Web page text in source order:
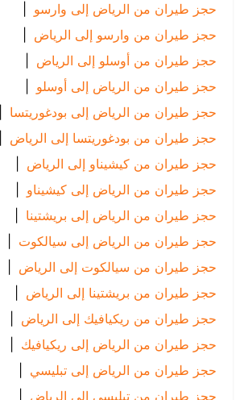
حجز طيران من الرياض إلى وارسو
|
حجز طيران من وارسو إلى الرياض
|
حجز طيران من أوسلو إلى الرياض
|
حجز طيران من الرياض إلى أوسلو
|
حجز طيران من الرياض إلى بودغوريتسا
|
حجز طيران من بودغوريتسا إلى الرياض
|
حجز طيران من كيشيناو إلى الرياض
|
حجز طيران من الرياض إلى كيشيناو |
حجز طيران من الرياض إلى بريشتينا |
حجز طيران من الرياض إلى سيالكوت |
حجز طيران من سيالكوت إلى الرياض
|
حجز طيران من بريشتينا إلى الرياض
|
حجز طيران من ريكيافيك إلى الرياض
|
حجز طيران من الرياض إلى ريكيافيك |
حجز طيران من الرياض إلى تبليسي |
حجز طيران من تبليسي إلى الرياض
|